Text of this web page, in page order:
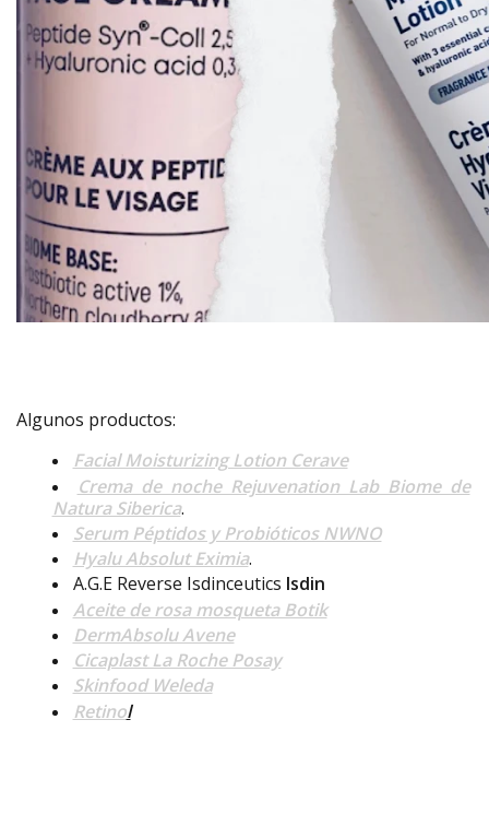
Algunos productos:
Facial Moisturizing Lotion Cerave
Crema de noche Rejuvenation Lab Biome de
Natura Siberica.
Serum Péptidos y Probióticos NWNO
Hyalu Absolut Eximia.
A.G.E Reverse Isdinceutics Isdin
Aceite de rosa mosqueta Botik
DermAbsolu Avene
Cicaplast La Roche Posay
Skinfood Weleda
Retinol